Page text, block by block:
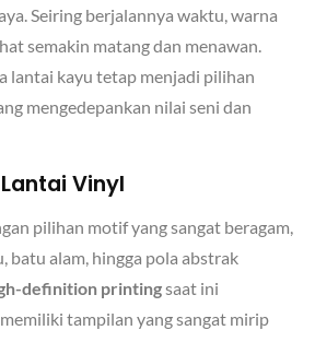
Seiring berjalannya waktu, warna
semakin matang dan menawan.
lantai kayu tetap menjadi pilihan
mengedepankan nilai seni dan
Vinyl
pilihan motif yang sangat beragam,
batu alam, hingga pola abstrak
definition printingsaat ini
tampilan yang sangat mirip